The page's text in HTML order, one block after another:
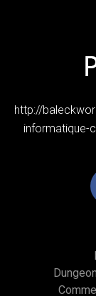
http://
informatique-